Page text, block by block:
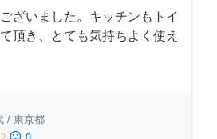
ざいました。キッチンもトイ
頂き、とても気持ちよく使え
/ 東京都
sentiment_dissatisfied